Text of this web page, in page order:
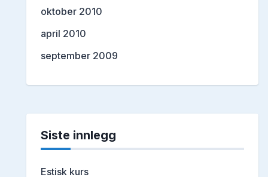
oktober 2010
april 2010
september 2009
Siste innlegg
Estisk kurs